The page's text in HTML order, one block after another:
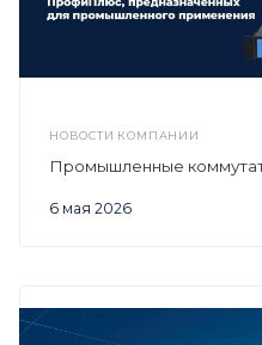
НОВОСТИ КОМПАНИИ
6 мая 2026
Промышленные